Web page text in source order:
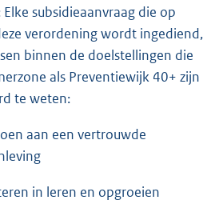
subsidieaanvraag die op
verordening wordt ingediend,
binnen de doelstellingen die
als Preventiewijk 40+ zijn
te weten:
aan een vertrouwde
in leren en opgroeien